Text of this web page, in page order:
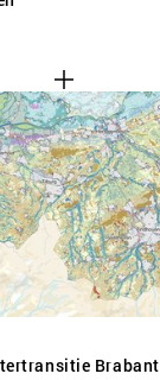
Brabant